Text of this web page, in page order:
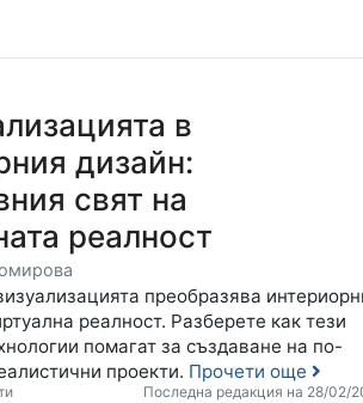
в
дизайн:
свят на
реалност
преобразява
реалност. Разберете как тези
помагат за създаване на по-
проекти. Прочети още
Последна редакция на 28/02/